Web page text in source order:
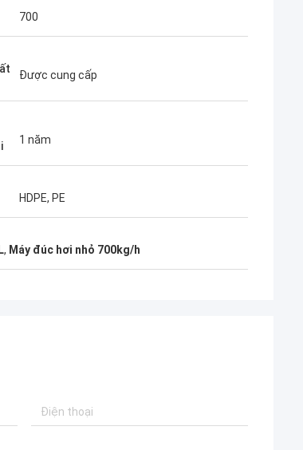
700
Được cung cấp
1 năm
HDPE, PE
, Máy đúc hơi nhỏ 700kg/h